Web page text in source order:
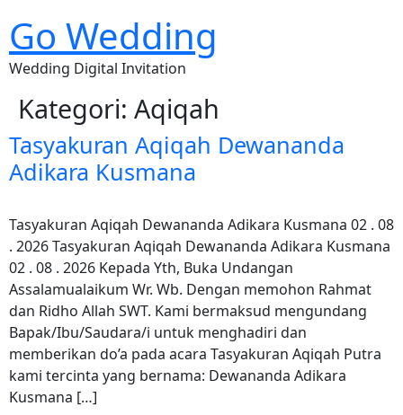
Go Wedding
Wedding Digital Invitation
Kategori: Aqiqah
Tasyakuran Aqiqah Dewananda
Adikara Kusmana
Tasyakuran Aqiqah Dewananda Adikara Kusmana 02 . 08
. 2026 Tasyakuran Aqiqah Dewananda Adikara Kusmana
02 . 08 . 2026 Kepada Yth, Buka Undangan
Assalamualaikum Wr. Wb. Dengan memohon Rahmat
dan Ridho Allah SWT. Kami bermaksud mengundang
Bapak/Ibu/Saudara/i untuk menghadiri dan
memberikan do’a pada acara Tasyakuran Aqiqah Putra
kami tercinta yang bernama: Dewananda Adikara
Kusmana […]